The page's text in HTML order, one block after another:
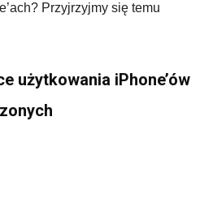
Przyjrzyjmy się temu
użytkowania iPhone’ów